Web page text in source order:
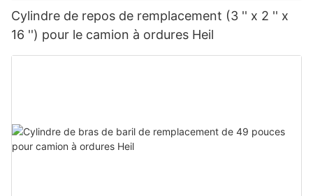
Cylindre de repos de remplacement (3 '' x 2 '' x
16 '') pour le camion à ordures Heil